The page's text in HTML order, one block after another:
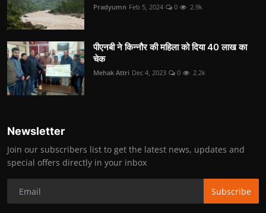
Pradyumn Feb 5, 2024 0 2.9k
पीएनबी ने किन्नौर की महिला को दिया 40 लाख का
चेक
Mehak Attri Dec 4, 2023 0 2.2k
Newsletter
Join our subscribers list to get the latest news, updates and
special offers directly in your inbox
Subscribe